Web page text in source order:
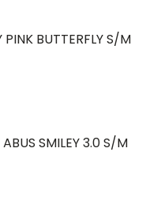
PINK BUTTERFLY S/M
ABUS SMILEY 3.0 S/M